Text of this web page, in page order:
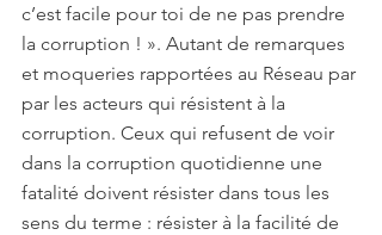
c’est facile pour toi de ne pas prendre
la corruption ! ». Autant de remarques
et moqueries rapportées au Réseau par
par les acteurs qui résistent à la
corruption. Ceux qui refusent de voir
dans la corruption quotidienne une
fatalité doivent résister dans tous les
sens du terme : résister à la facilité de